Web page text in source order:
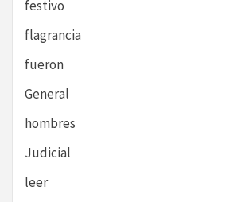
festivo
flagrancia
fueron
General
hombres
Judicial
leer